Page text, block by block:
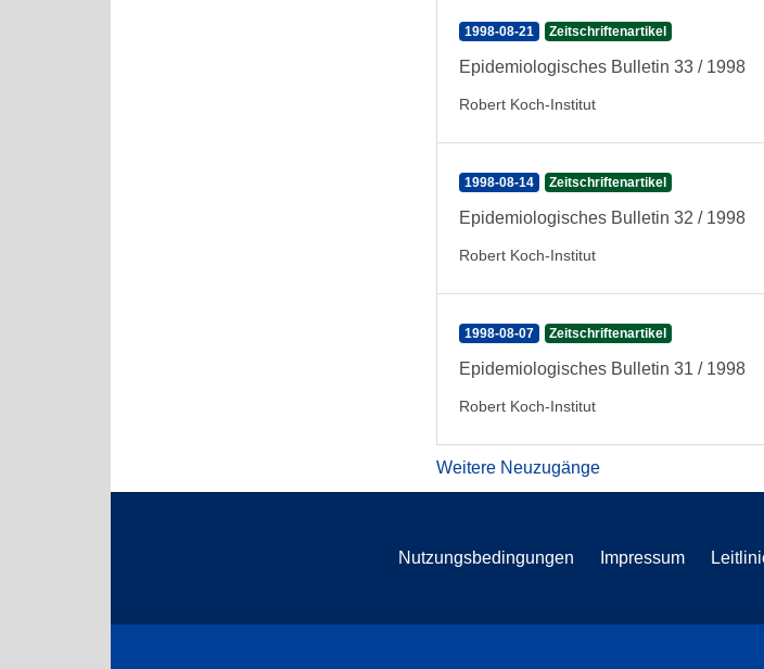
1998-08-21 Zeitschriftenartikel
Epidemiologisches Bulletin 33 / 1998
Robert Koch-Institut
1998-08-14 Zeitschriftenartikel
Epidemiologisches Bulletin 32 / 1998
Robert Koch-Institut
1998-08-07 Zeitschriftenartikel
Epidemiologisches Bulletin 31 / 1998
Robert Koch-Institut
Weitere Neuzugänge
Nutzungsbedingungen Impressum